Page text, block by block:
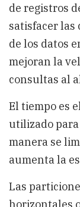
de registros
satisfacer
de los datos
mejoran la
consultas al
El tiempo es
utilizado
manera se
aumenta la
Las